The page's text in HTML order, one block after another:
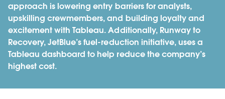
approach is lowering entry barriers for analysts,
upskilling crewmembers, and building loyalty and
excitement with Tableau. Additionally, Runway to
Recovery, JetBlue’s fuel-reduction initiative, uses a
Tableau dashboard to help reduce the company’s
highest cost.